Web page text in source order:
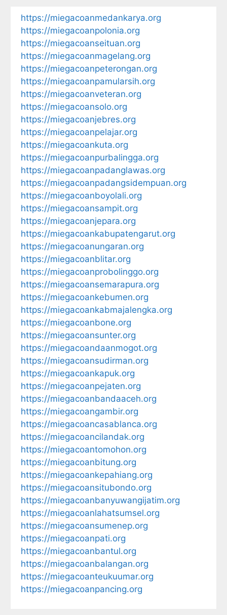
https://miegacoanmedankarya.org
https://miegacoanpolonia.org
https://miegacoanseituan.org
https://miegacoanmagelang.org
https://miegacoanpeterongan.org
https://miegacoanpamularsih.org
https://miegacoanveteran.org
https://miegacoansolo.org
https://miegacoanjebres.org
https://miegacoanpelajar.org
https://miegacoankuta.org
https://miegacoanpurbalingga.org
https://miegacoanpadanglawas.org
https://miegacoanpadangsidempuan.org
https://miegacoanboyolali.org
https://miegacoansampit.org
https://miegacoanjepara.org
https://miegacoankabupatengarut.org
https://miegacoanungaran.org
https://miegacoanblitar.org
https://miegacoanprobolinggo.org
https://miegacoansemarapura.org
https://miegacoankebumen.org
https://miegacoankabmajalengka.org
https://miegacoanbone.org
https://miegacoansunter.org
https://miegacoandaanmogot.org
https://miegacoansudirman.org
https://miegacoankapuk.org
https://miegacoanpejaten.org
https://miegacoanbandaaceh.org
https://miegacoangambir.org
https://miegacoancasablanca.org
https://miegacoancilandak.org
https://miegacoantomohon.org
https://miegacoanbitung.org
https://miegacoankepahiang.org
https://miegacoansitubondo.org
https://miegacoanbanyuwangijatim.org
https://miegacoanlahatsumsel.org
https://miegacoansumenep.org
https://miegacoanpati.org
https://miegacoanbantul.org
https://miegacoanbalangan.org
https://miegacoanteukuumar.org
https://miegacoanpancing.org